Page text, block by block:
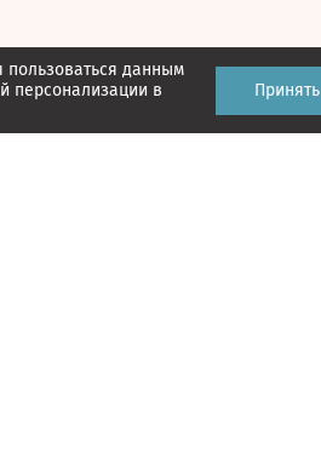
данным
персонализации в
Принять